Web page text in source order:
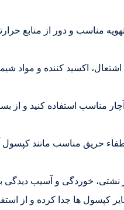
مناسب و دور از منابع
اکسید کننده و مواد
مناسب استفاده کنید و از
حریق مناسب مانند
خوردگی و آسیب دیدگی
ها جدا کرده و از